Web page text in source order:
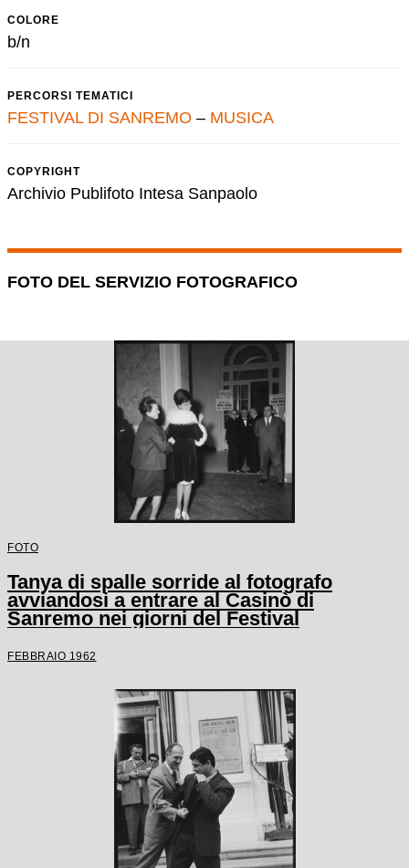
COLORE
b/n
PERCORSI TEMATICI
FESTIVAL DI SANREMO – MUSICA
COPYRIGHT
Archivio Publifoto Intesa Sanpaolo
FOTO DEL SERVIZIO FOTOGRAFICO
FOTO
Tanya di spalle sorride al fotografo
avviandosi a entrare al Casinò di
Sanremo nei giorni del Festival
FEBBRAIO 1962